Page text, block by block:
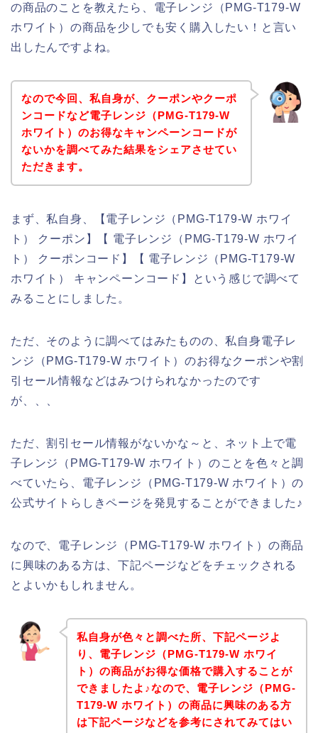
の商品のことを教えたら、電子レンジ（PMG-T179-W
ホワイト）の商品を少しでも安く購入したい！と言い
出したんですよね。
なので今回、私自身が、クーポンやクーポ
ンコードなど電子レンジ（PMG-T179-W
ホワイト）のお得なキャンペーンコードが
ないかを調べてみた結果をシェアさせてい
ただきます。
まず、私自身、【電子レンジ（PMG-T179-W ホワイ
ト） クーポン】【 電子レンジ（PMG-T179-W ホワイ
ト） クーポンコード】【 電子レンジ（PMG-T179-W
ホワイト） キャンペーンコード】という感じで調べて
みることにしました。
ただ、そのように調べてはみたものの、私自身電子レ
ンジ（PMG-T179-W ホワイト）のお得なクーポンや割
引セール情報などはみつけられなかったのです
が、、、
ただ、割引セール情報がないかな～と、ネット上で電
子レンジ（PMG-T179-W ホワイト）のことを色々と調
べていたら、電子レンジ（PMG-T179-W ホワイト）の
公式サイトらしきページを発見することができました♪
なので、電子レンジ（PMG-T179-W ホワイト）の商品
に興味のある方は、下記ページなどをチェックされる
とよいかもしれません。
私自身が色々と調べた所、下記ページよ
り、電子レンジ（PMG-T179-W ホワイ
ト）の商品がお得な価格で購入することが
できましたよ♪なので、電子レンジ（PMG-
T179-W ホワイト）の商品に興味のある方
は下記ページなどを参考にされてみてはい